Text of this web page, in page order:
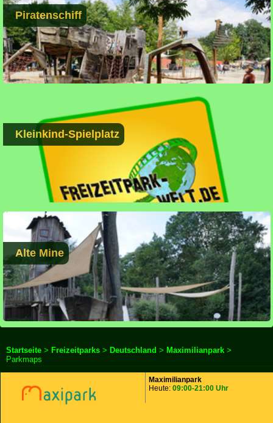
Piratenschiff
Kleinkind-Spielplatz
Alte Mine
Startseite > Freizeitparks > Deutschland > Maximilianpark >
Parkmaps
Maximilianpark
Heute: 09:00-21:00 Uhr